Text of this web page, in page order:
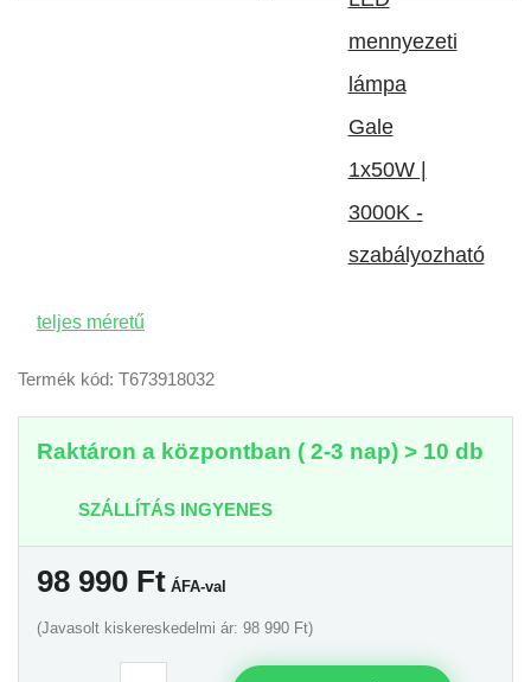
teljes méretű
Termék kód: T673918032
Raktáron a központban ( 2-3 nap) > 10 db
SZÁLLÍTÁS INGYENES
98 990 Ft ÁFA-val
(Javasolt kiskereskedelmi ár: 98 990 Ft)